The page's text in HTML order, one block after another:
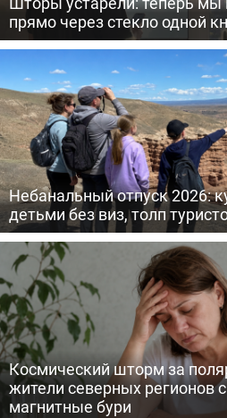
прямо через стекло одной
Небанальный отпуск 2026:
детьми без виз, толп
Космический шторм за
жители северных регионов
магнитные бури